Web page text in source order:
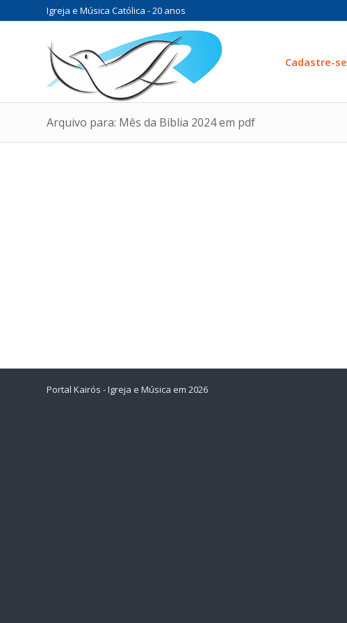
Igreja e Música Católica - 20 anos
Cadastre-se
Arquivo para: Mês da Bíblia 2024 em pdf
Portal Kairós - Igreja e Música em 2026